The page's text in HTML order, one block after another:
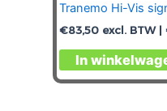
Tranemo Hi-Vis
€83,50 excl. BTW |
In